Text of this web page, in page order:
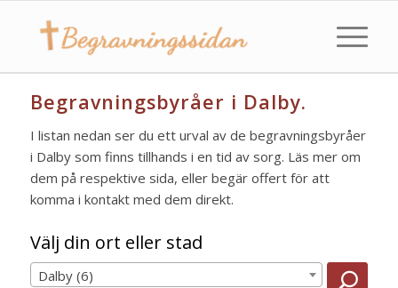
Begravningsbyråer i Dalby.
I listan nedan ser du ett urval av de begravningsbyråer
i Dalby som finns tillhands i en tid av sorg. Läs mer om
dem på respektive sida, eller begär offert för att
komma i kontakt med dem direkt.
Välj din ort eller stad
Dalby (6)